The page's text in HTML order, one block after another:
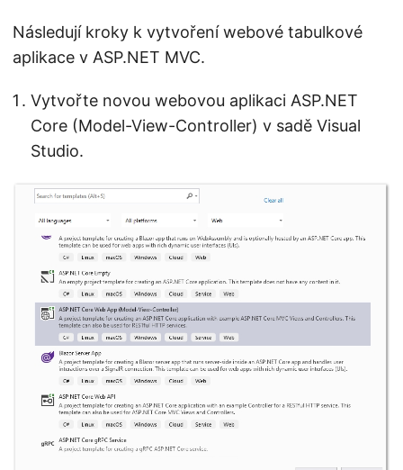
Následují kroky k vytvoření webové tabulkové
aplikace v ASP.NET MVC.
Vytvořte novou webovou aplikaci ASP.NET
Core (Model-View-Controller) v sadě Visual
Studio.